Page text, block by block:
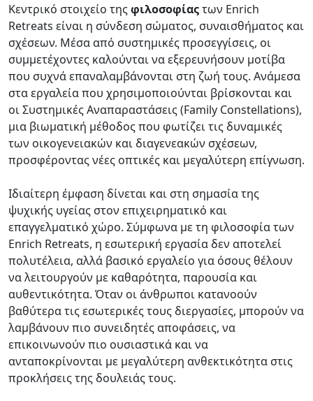
Κεντρικό στοιχείο τηςφιλοσοφίαςτων Enrich
Retreats είναι η σύνδεση σώματος, συναισθήματος και
σχέσεων. Μέσα από συστημικές προσεγγίσεις, οι
συμμετέχοντες καλούνται να εξερευνήσουν μοτίβα
που συχνά επαναλαμβάνονται στη ζωή τους. Ανάμεσα
στα εργαλεία που χρησιμοποιούνται βρίσκονται και
οι Συστημικές Αναπαραστάσεις (Family Constellations),
μια βιωματική μέθοδος που φωτίζει τις δυναμικές
των οικογενειακών και διαγενεακών σχέσεων,
προσφέροντας νέες οπτικές και μεγαλύτερη επίγνωση.
Ιδιαίτερη έμφαση δίνεται και στη σημασία της
ψυχικής υγείας στον επιχειρηματικό και
επαγγελματικό χώρο. Σύμφωνα με τη φιλοσοφία των
Enrich Retreats, η εσωτερική εργασία δεν αποτελεί
πολυτέλεια, αλλά βασικό εργαλείο για όσους θέλουν
να λειτουργούν με καθαρότητα, παρουσία και
αυθεντικότητα. Όταν οι άνθρωποι κατανοούν
βαθύτερα τις εσωτερικές τους διεργασίες, μπορούν να
λαμβάνουν πιο συνειδητές αποφάσεις, να
επικοινωνούν πιο ουσιαστικά και να
ανταποκρίνονται με μεγαλύτερη ανθεκτικότητα στις
προκλήσεις της δουλειάς τους.